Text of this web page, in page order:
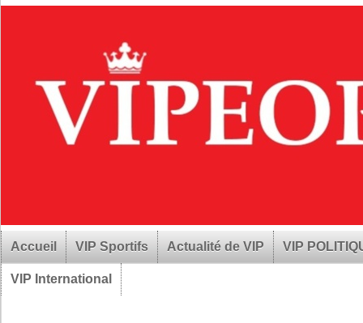
Accueil VIP Sportifs Actualité de VIP VIP
VIP International